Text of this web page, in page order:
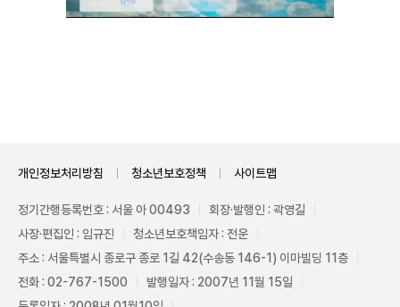
개인정보처리방침 청소년보호정책 사이트맵
정기간행등록번호 : 서울 아 00493
회장·발행인 : 곽영길
사장·편집인 : 임규진
청소년보호책임자 : 전운
주소 : 서울특별시 종로구 종로 1길 42(수송동 146-1) 이마빌딩 11층
전화 : 02-767-1500
발행일자 : 2007년 11월 15일